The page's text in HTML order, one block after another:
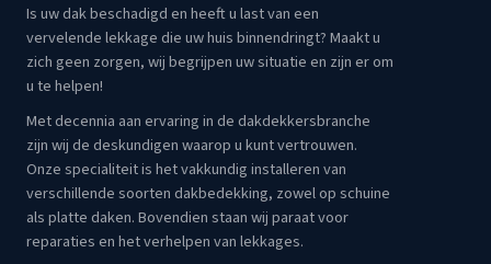
Is uw dak beschadigd en heeft u last van een
vervelende lekkage die uw huis binnendringt? Maakt u
zich geen zorgen, wij begrijpen uw situatie en zijn er om
u te helpen!
Met decennia aan ervaring in de dakdekkersbranche
zijn wij de deskundigen waarop u kunt vertrouwen.
Onze specialiteit is het vakkundig installeren van
verschillende soorten dakbedekking, zowel op schuine
als platte daken. Bovendien staan wij paraat voor
reparaties en het verhelpen van lekkages.